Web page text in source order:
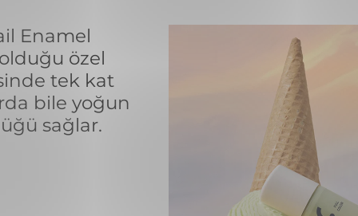
Enamel
özel
tek kat
bile yoğun
sağlar.